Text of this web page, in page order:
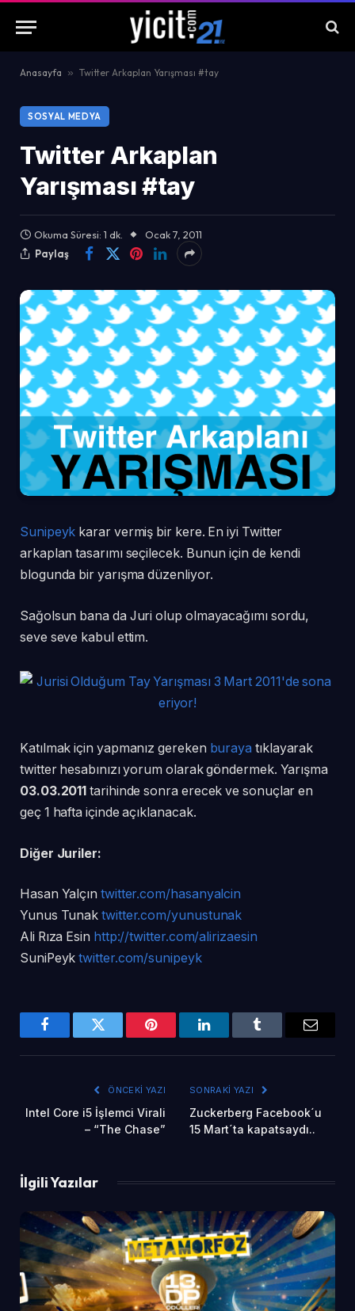
Anasayfa » Twitter Arkaplan Yarışması #tay
SOSYAL MEDYA
Twitter Arkaplan
Yarışması #tay
Okuma Süresi: 1 dk.
Ocak 7, 2011
Paylaş
Sunipeyk karar vermiş bir kere. En iyi Twitter
arkaplan tasarımı seçilecek. Bunun için de kendi
blogunda bir yarışma düzenliyor.
Sağolsun bana da Juri olup olmayacağımı sordu,
seve seve kabul ettim.
Katılmak için yapmanız gereken buraya tıklayarak
twitter hesabınızı yorum olarak göndermek. Yarışma
03.03.2011 tarihinde sonra erecek ve sonuçlar en
geç 1 hafta içinde açıklanacak.
Diğer Juriler:
Hasan Yalçın twitter.com/hasanyalcin
Yunus Tunaktwitter.com/yunustunak
Ali Rıza Esin http://twitter.com/alirizaesin
SuniPeyktwitter.com/sunipeyk
FacebookTwitter Pinterest LinkedInTumblr Email
ÖNCEKI YAZI
Intel Core i5 İşlemci Virali
– “The Chase”
SONRAKI YAZI
Zuckerberg Facebook´u
15 Mart´ta kapatsaydı..
İlgili Yazılar